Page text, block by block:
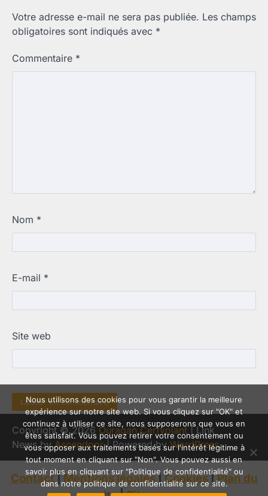
Votre adresse e-mail ne sera pas publiée. Les champs
obligatoires sont indiqués avec *
Commentaire *
Nom *
E-mail *
Site web
Copyright © 2026Ouragan Cerfvolant| Link
News byAscendoor| Powered byWordPress.
Contact|Mentions légales|Cookies|Plan du
Nous utilisons des cookies pour vous garantir la meilleure
expérience sur notre site web. Si vous cliquez sur "OK" et
continuez à utiliser ce site, nous supposerons que vous en
êtes satisfait. Vous pouvez retirer votre consentement ou
vous opposer aux traitements basés sur l'intérêt légitime à
tout moment en cliquant sur "Non". Vous pouvez aussi en
savoir plus en cliquant sur "Politique de confidentialité" ou
dans notre politique de confidentialité sur ce site.